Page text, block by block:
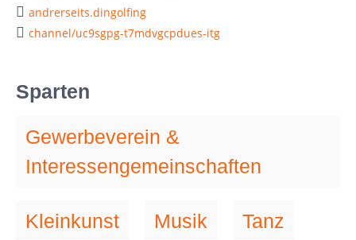
andrerseits.dingolfing
channel/uc9sgpg-t7mdvgcpdues-itg
Sparten
Gewerbeverein &
Interessengemeinschaften
Kleinkunst Musik Tanz